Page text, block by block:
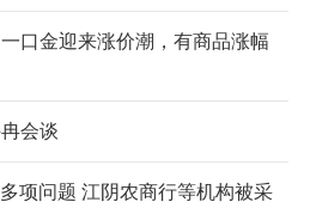
口金迎来涨价潮，有商品涨幅
会谈
项问题 江阴农商行等机构被采